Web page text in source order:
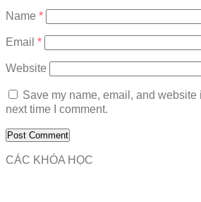
Name *
Email *
Website
Save my name, email, and website
next time I comment.
CÁC KHÓA HỌC